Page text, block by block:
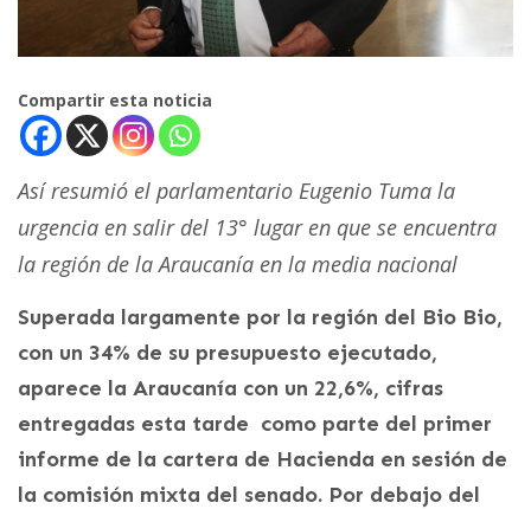
Compartir esta noticia
Así resumió el parlamentario Eugenio Tuma la
urgencia en salir del 13° lugar en que se encuentra
la región de la Araucanía en la media nacional
Superada largamente por la región del Bio Bio,
con un 34% de su presupuesto ejecutado,
aparece la Araucanía con un 22,6%, cifras
entregadas esta tarde como parte del primer
informe de la cartera de Hacienda en sesión de
la comisión mixta del senado. Por debajo del